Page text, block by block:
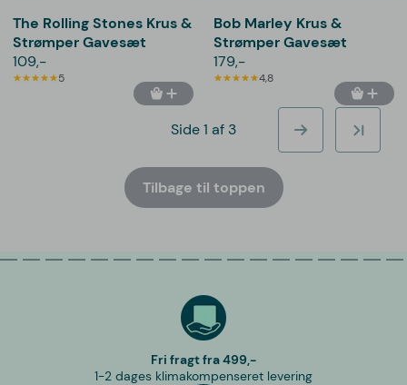
The Rolling Stones Krus &
Strømper Gavesæt
109,-
5
Bob Marley Krus &
Strømper Gavesæt
179,-
4,8
Side 1 af 3
Tilbage til toppen
Fri fragt fra 499,-
1-2 dages klimakompenseret levering